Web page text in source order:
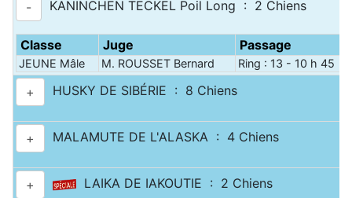
- KANINCHEN TECKEL Poil Long : 2 Chiens
Classe Juge Passage
JEUNE Mâle M. ROUSSET Bernard Ring : 13 - 10 h 45
+ HUSKY DE SIBÉRIE : 8 Chiens
+ MALAMUTE DE L'ALASKA : 4 Chiens
+ LAIKA DE IAKOUTIE : 2 Chiens